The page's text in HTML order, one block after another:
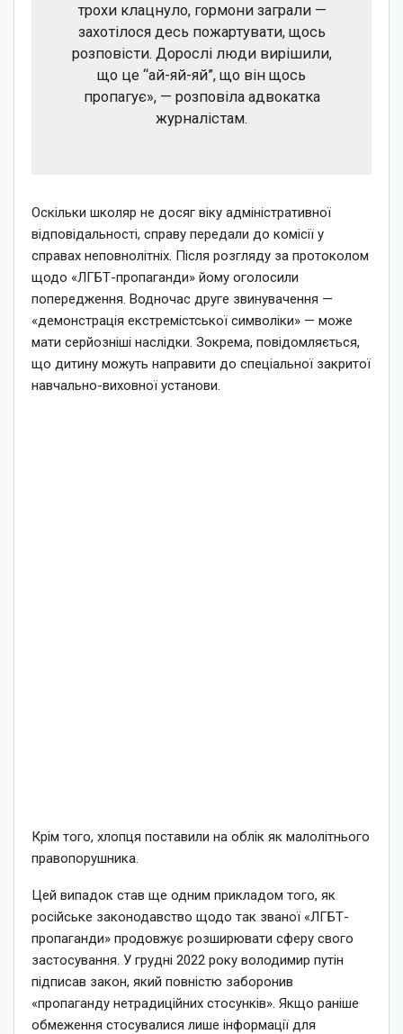
трохи клацнуло, гормони заграли —
захотілося десь пожартувати, щось
розповісти. Дорослі люди вирішили,
що це “ай-яй-яй”, що він щось
пропагує», — розповіла адвокатка
журналістам.
Оскільки школяр не досяг віку адміністративної
відповідальності, справу передали до комісії у
справах неповнолітніх. Після розгляду за протоколом
щодо «ЛГБТ-пропаганди» йому оголосили
попередження. Водночас друге звинувачення —
«демонстрація екстремістської символіки» — може
мати серйозніші наслідки. Зокрема, повідомляється,
що дитину можуть направити до спеціальної закритої
навчально-виховної установи.
Крім того, хлопця поставили на облік як малолітнього
правопорушника.
Цей випадок став ще одним прикладом того, як
російське законодавство щодо так званої «ЛГБТ-
пропаганди» продовжує розширювати сферу свого
застосування. У грудні 2022 року володимир путін
підписав закон, який повністю заборонив
«пропаганду нетрадиційних стосунків». Якщо раніше
обмеження стосувалися лише інформації для